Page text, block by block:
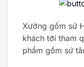
Xưởng gốm sứ
khách tới tham
phẩm gốm sứ